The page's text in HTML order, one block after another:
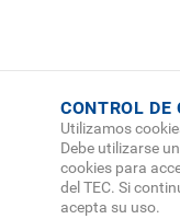
CONTROL DE
Utilizamos
Debe utilizarse
cookies para
del TEC. Si
acepta su uso.